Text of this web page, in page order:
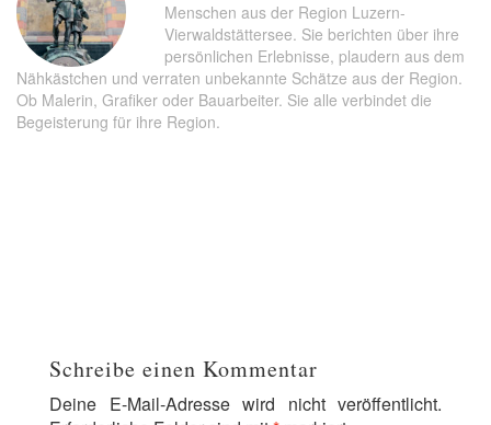
Menschen aus der Region Luzern-
Vierwaldstättersee. Sie berichten über ihre
persönlichen Erlebnisse, plaudern aus dem
Nähkästchen und verraten unbekannte Schätze aus der Region.
Ob Malerin, Grafiker oder Bauarbeiter. Sie alle verbindet die
Begeisterung für ihre Region.
Schreibe einen Kommentar
Deine E-Mail-Adresse wird nicht veröffentlicht.